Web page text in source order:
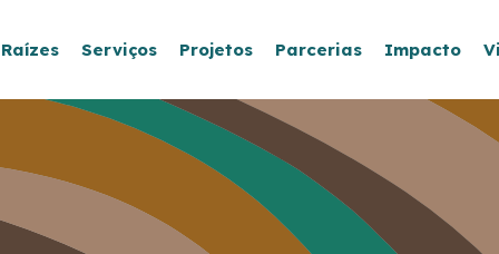
Serviços Projetos Parcerias Impacto